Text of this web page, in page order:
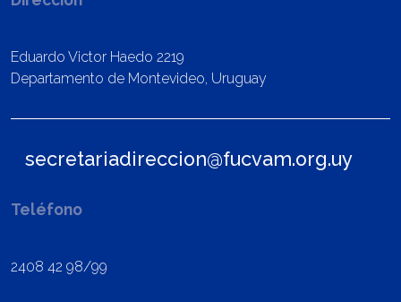
Eduardo Victor Haedo 2219
Departamento de Montevideo, Uruguay
secretariadireccion@fucvam.org.uy
Teléfono
2408 42 98/99